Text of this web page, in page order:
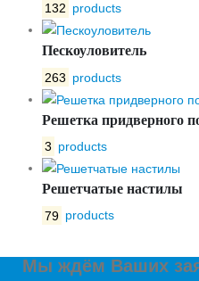
132 products
Пескоуловитель
263 products
Решетка придверного
3 products
Решетчатые настилы
79 products
Мы ждём Ваших